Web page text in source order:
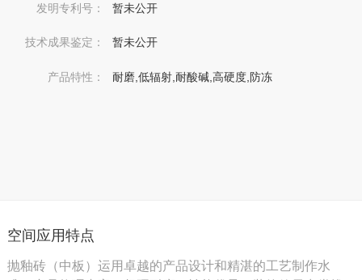
发明专利号： 暂未公开
技术成果鉴定： 暂未公开
产品特性： 耐磨,低辐射,耐酸碱,高硬度,防冻
空间应用特点
抛釉砖（中板）运用卓越的产品设计和精湛的工艺制作水